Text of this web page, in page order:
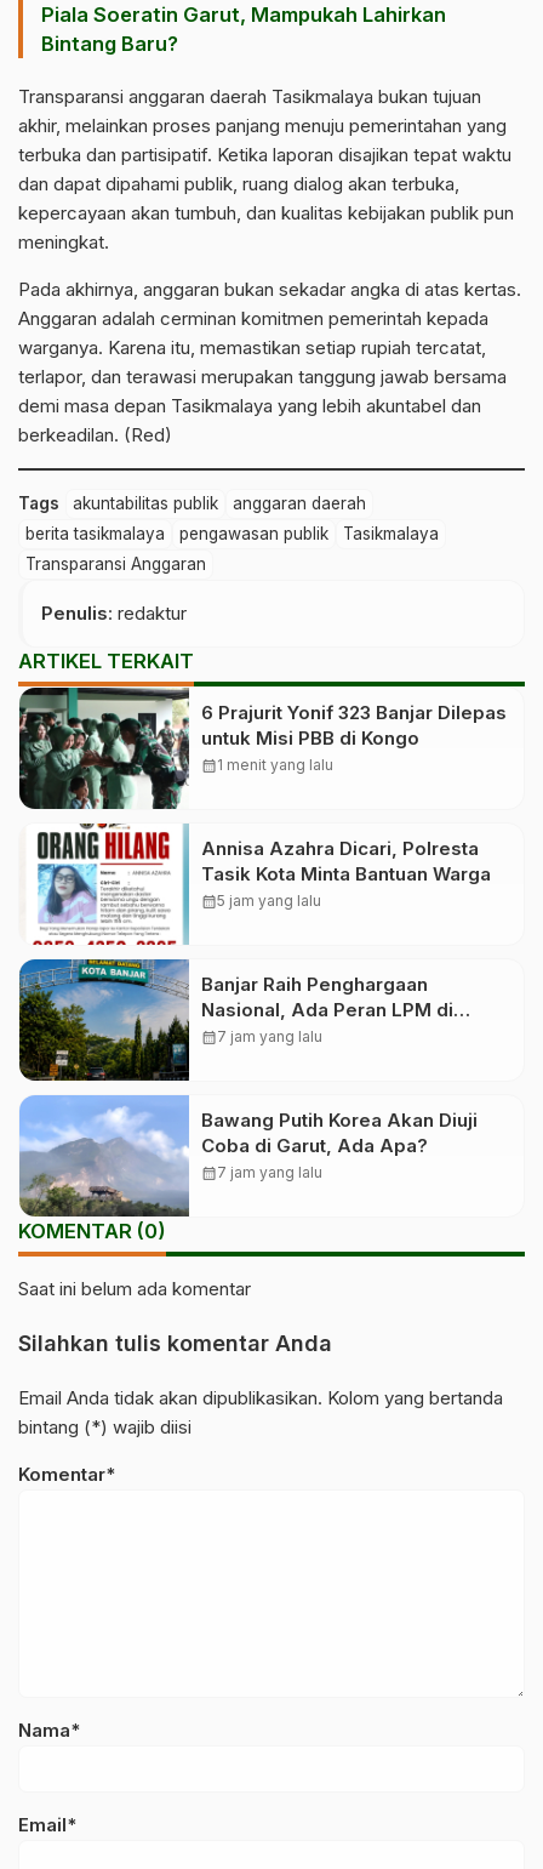
Piala Soeratin Garut, Mampukah Lahirkan
Bintang Baru?
Transparansi anggaran daerah Tasikmalaya bukan tujuan
akhir, melainkan proses panjang menuju pemerintahan yang
terbuka dan partisipatif. Ketika laporan disajikan tepat waktu
dan dapat dipahami publik, ruang dialog akan terbuka,
kepercayaan akan tumbuh, dan kualitas kebijakan publik pun
meningkat.
Pada akhirnya, anggaran bukan sekadar angka di atas kertas.
Anggaran adalah cerminan komitmen pemerintah kepada
warganya. Karena itu, memastikan setiap rupiah tercatat,
terlapor, dan terawasi merupakan tanggung jawab bersama
demi masa depan Tasikmalaya yang lebih akuntabel dan
berkeadilan. (Red)
Tags akuntabilitas publik
anggaran daerah
berita tasikmalaya
pengawasan publik
Tasikmalaya
Transparansi Anggaran
Penulis: redaktur
ARTIKEL TERKAIT
6 Prajurit Yonif 323 Banjar Dilepas
untuk Misi PBB di Kongo
calendar_month1 menit yang lalu
Annisa Azahra Dicari, Polresta
Tasik Kota Minta Bantuan Warga
calendar_month5 jam yang lalu
Banjar Raih Penghargaan
Nasional, Ada Peran LPM di
Baliknya
calendar_month7 jam yang lalu
Bawang Putih Korea Akan Diuji
Coba di Garut, Ada Apa?
calendar_month7 jam yang lalu
KOMENTAR (0)
Saat ini belum ada komentar
Silahkan tulis komentar Anda
Email Anda tidak akan dipublikasikan. Kolom yang bertanda
bintang (*) wajib diisi
Komentar*
Nama*
Email*